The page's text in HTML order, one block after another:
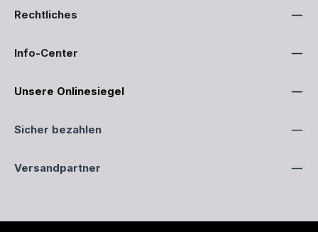
Rechtliches
Info-Center
Unsere Onlinesiegel
Sicher bezahlen
Versandpartner